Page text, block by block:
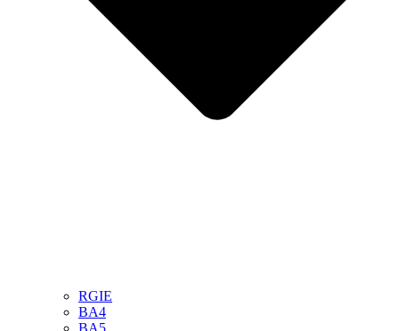
RGIE
BA4